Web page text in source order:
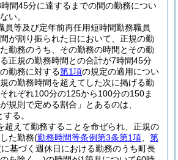
間45分に達するまでの間の勤務につい
い。
員等及び定年前再任用短時間勤務職員
が割り振られた日において、正規の勤
勤務のうち、その勤務の時間とその勤
正規の勤務時間との合計が7時間45分
勤務に対する第1項の規定の適用につい
の勤務時間を超えてした次に掲げる勤
れぞれ100分の125から100分の150ま
規則で定める割合」とあるのは、
る。
超えて勤務することを命ぜられ、正規の
た勤務(勤務時間等条例第3条第1項
第
基づく週休日における勤務のうち町長